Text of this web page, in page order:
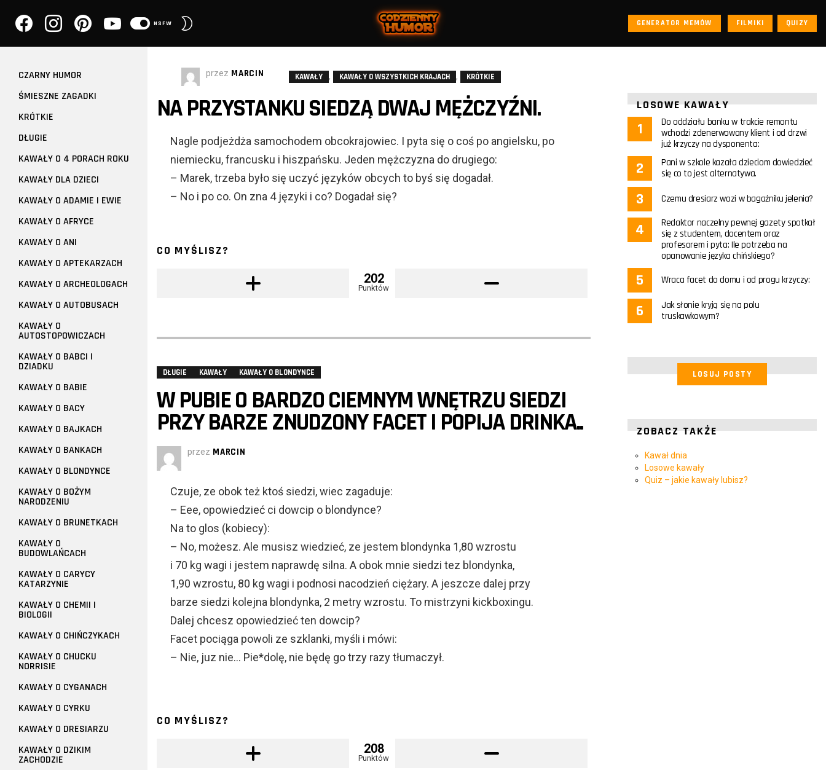
NSFW GENERATOR MEMÓW FILMIKI QUIZY
przez MARCIN KAWAŁY , KAWAŁY O WSZYSTKICH KRAJACH , KRÓTKIE
NA PRZYSTANKU SIEDZĄ DWAJ MĘŻCZYŹNI.
Nagle podjeżdża samochodem obcokrajowiec. I pyta się o coś po angielsku, po
niemiecku, francusku i hiszpańsku. Jeden mężczyzna do drugiego:
– Marek, trzeba było się uczyć języków obcych to byś się dogadał.
– No i po co. On zna 4 języki i co? Dogadał się?
CO MYŚLISZ?
202
Punktów
DŁUGIE KAWAŁY KAWAŁY O BLONDYNCE
W PUBIE O BARDZO CIEMNYM WNĘTRZU SIEDZI
PRZY BARZE ZNUDZONY FACET I POPIJA DRINKA..
przez MARCIN
Czuje, ze obok też ktoś siedzi, wiec zagaduje:
– Eee, opowiedzieć ci dowcip o blondynce?
Na to glos (kobiecy):
– No, możesz. Ale musisz wiedzieć, ze jestem blondynka 1,80 wzrostu
i 70 kg wagi i jestem naprawdę silna. A obok mnie siedzi tez blondynka,
1,90 wzrostu, 80 kg wagi i podnosi nacodzień ciężary. A jeszcze dalej przy
barze siedzi kolejna blondynka, 2 metry wzrostu. To mistrzyni kickboxingu.
Dalej chcesz opowiedzieć ten dowcip?
Facet pociąga powoli ze szklanki, myśli i mówi:
– Nie, juz nie… Pie*dolę, nie będę go trzy razy tłumaczył.
CO MYŚLISZ?
208
Punktów
LOSOWE KAWAŁY
Do oddziału banku w trakcie remontu
wchodzi zdenerwowany klient i od drzwi
już krzyczy na dysponenta:
Pani w szkole kazała dzieciom dowiedzieć
się co to jest alternatywa.
Czemu dresiarz wozi w bagażniku jelenia?
Redaktor naczelny pewnej gazety spotkał
się z studentem, docentem oraz
profesorem i pyta: Ile potrzeba na
opanowanie języka chińskiego?
Wraca facet do domu i od progu krzyczy:
Jak słonie kryją się na polu
truskawkowym?
LOSUJ POSTY
ZOBACZ TAKŻE
Kawał dnia
Losowe kawały
Quiz – jakie kawały lubisz?
CZARNY HUMOR
ŚMIESZNE ZAGADKI
KRÓTKIE
DŁUGIE
KAWAŁY O 4 PORACH ROKU
KAWAŁY DLA DZIECI
KAWAŁY O ADAMIE I EWIE
KAWAŁY O AFRYCE
KAWAŁY O ANI
KAWAŁY O APTEKARZACH
KAWAŁY O ARCHEOLOGACH
KAWAŁY O AUTOBUSACH
KAWAŁY O
AUTOSTOPOWICZACH
KAWAŁY O BABCI I
DZIADKU
KAWAŁY O BABIE
KAWAŁY O BACY
KAWAŁY O BAJKACH
KAWAŁY O BANKACH
KAWAŁY O BLONDYNCE
KAWAŁY O BOŻYM
NARODZENIU
KAWAŁY O BRUNETKACH
KAWAŁY O
BUDOWLAŃCACH
KAWAŁY O CARYCY
KATARZYNIE
KAWAŁY O CHEMII I
BIOLOGII
KAWAŁY O CHIŃCZYKACH
KAWAŁY O CHUCKU
NORRISIE
KAWAŁY O CYGANACH
KAWAŁY O CYRKU
KAWAŁY O DRESIARZU
KAWAŁY O DZIKIM
ZACHODZIE